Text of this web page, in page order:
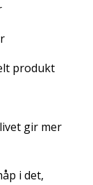
produkt
gir mer
i det,